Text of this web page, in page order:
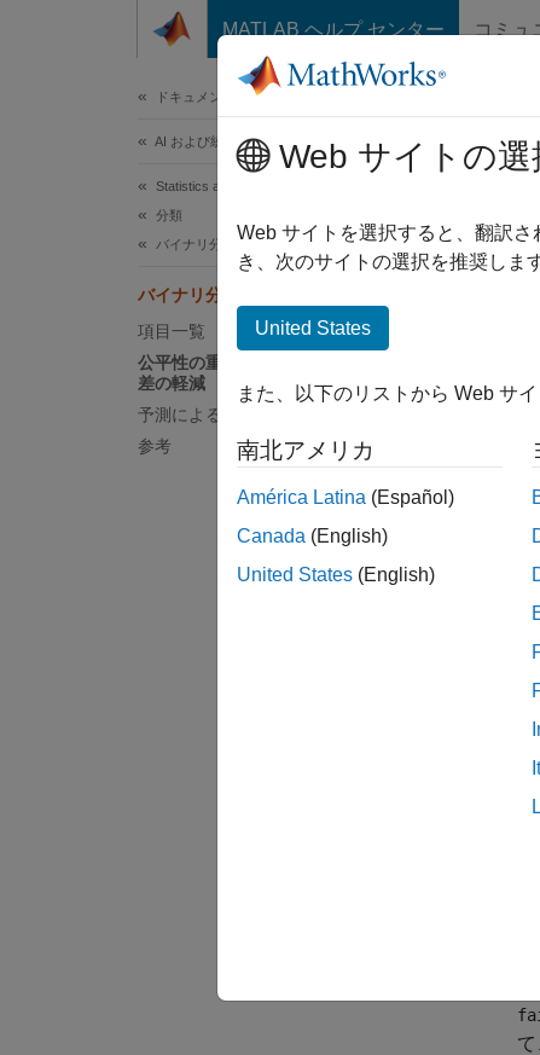
コンテンツへスキップ
MATLAB ヘルプ センター コミュ
ドキュメンテーションのホーム
AI および統計
Statistics and Machine Learning Toolbox
分類
バイナリ分類の公平性
バイナリ分類の公平性の紹介
項目一覧
公平性の重みを使用した統計的均一性
差の軽減
予測による差異の影響の軽減
参考
バ
よび
用し
Web サイトの選
Web サイトを選択すると、翻訳
き、次のサイトの選択を推奨しま
United States
また、以下のリストから Web サ
南北アメリカ
América Latina (Español)
Canada (English)
United States (English)